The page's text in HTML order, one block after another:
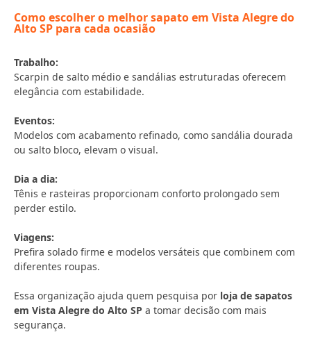
Como escolher o melhor sapato em Vista Alegre do
Alto SP para cada ocasião
Trabalho:
Scarpin de salto médio e sandálias estruturadas oferecem
elegância com estabilidade.
Eventos:
Modelos com acabamento refinado, como sandália dourada
ou salto bloco, elevam o visual.
Dia a dia:
Tênis e rasteiras proporcionam conforto prolongado sem
perder estilo.
Viagens:
Prefira solado firme e modelos versáteis que combinem com
diferentes roupas.
Essa organização ajuda quem pesquisa por loja de sapatos
em Vista Alegre do Alto SP a tomar decisão com mais
segurança.